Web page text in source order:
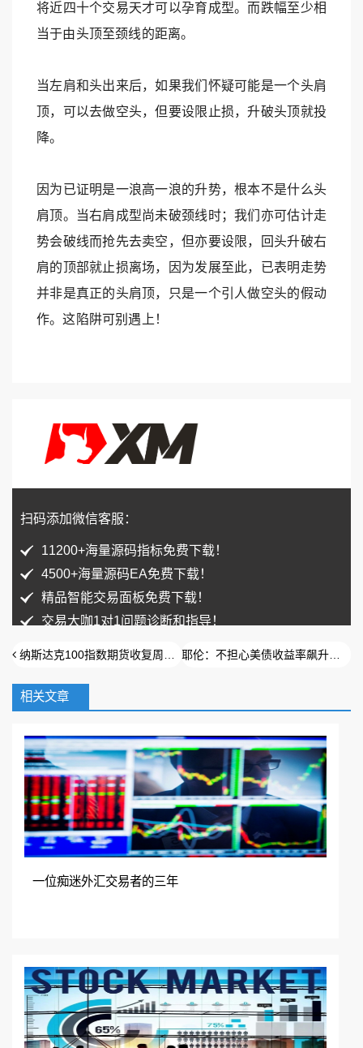
将近四十个交易天才可以孕育成型。而跌幅至少相
当于由头顶至颈线的距离。
当左肩和头出来后，如果我们怀疑可能是一个头肩
顶，可以去做空头，但要设限止损，升破头顶就投
降。
因为已证明是一浪高一浪的升势，根本不是什么头
肩顶。当右肩成型尚未破颈线时；我们亦可估计走
势会破线而抢先去卖空，但亦要设限，回头升破右
肩的顶部就止损离场，因为发展至此，已表明走势
并非是真正的头肩顶，只是一个引人做空头的假动
作。这陷阱可别遇上！
扫码添加微信客服：
11200+海量源码指标免费下载！
4500+海量源码EA免费下载！
精品智能交易面板免费下载！
交易大咖1对1问题诊断和指导！
扫码加入QQ群免费领取
在线咨询 加入QQ群
纳斯达克100指数期货收复周线图上升楔形支撑线 耶伦：不担心美债收益率飙升，依据是……
相关文章
一位痴迷外汇交易者的三年